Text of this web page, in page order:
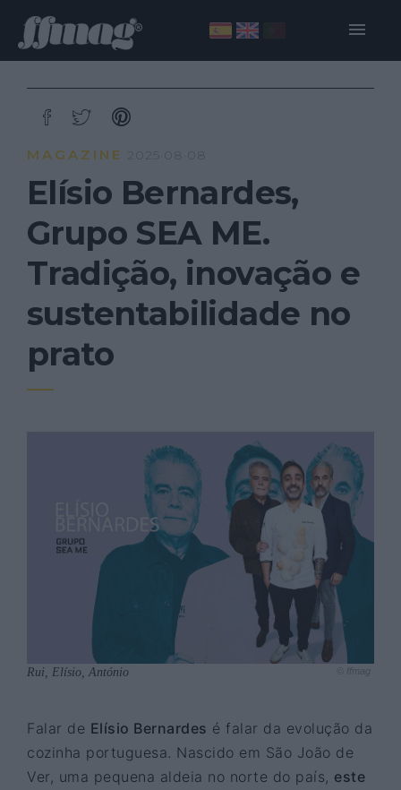
MAGAZINE 2025·08·08
Elísio Bernardes,
Grupo SEA ME.
Tradição, inovação e
sustentabilidade no
prato
Rui, Elísio, António © ffmag
Falar de Elísio Bernardes é falar da evolução da
cozinha portuguesa. Nascido em São João de
Ver, uma pequena aldeia no norte do país, este